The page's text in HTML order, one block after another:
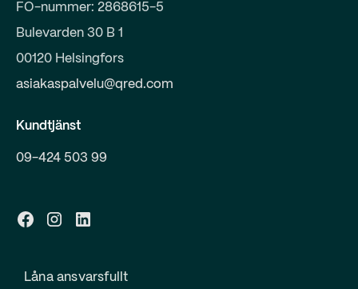
FO-nummer: 2868615-5
Bulevarden 30 B 1
00120 Helsingfors
asiakaspalvelu@qred.com
Kundtjänst
09-424 503 99
Låna ansvarsfullt